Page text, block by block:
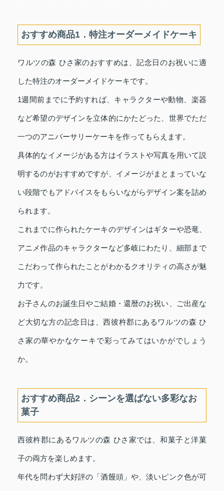
おすすめ商品1．特注オーダーメイドケーキ
ワルツの森 ひさ家のおすすめは、記念日のお祝いに適
した特注のオーダーメイドケーキです。
1週間前までに予約すれば、キャラクターや動物、楽器
など希望のデザインを立体的にかたどった、世界でただ
一つのアニバーサリーケーキを作ってもらえます。
具体的なイメージがある方はイラストや写真を用いて説
明するのがおすすめですが、イメージがまとまっていな
い段階でもアドバイスをもらいながらデザイン案を詰め
られます。
これまでに作られたケーキのデザインはギターや恐竜、
アニメ作品のキャラクターなど多岐にわたり、細部まで
こだわって作られたことがわかるクオリティの高さが魅
力です。
お子さんのお誕生日やご結婚・還暦のお祝い、ご出産な
ど大切な方の記念日は、西彼杵郡にあるワルツの森 ひ
さ家の華やかなケーキで彩ってみてはいかがでしょう
か。
おすすめ商品2．シーンを選ばない多彩なお
菓子
西彼杵郡にあるワルツの森 ひさ家では、和菓子と洋菓
子の両方を楽しめます。
年代を問わず大好評の「酒饅頭」や、淡いピンク色が可